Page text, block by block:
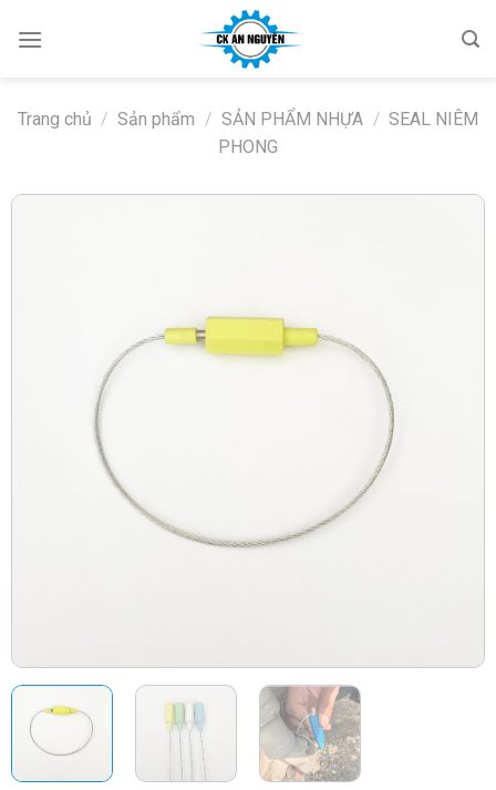
Trang chủ / Sản phẩm / SẢN PHẨM NHỰA / SEAL NIÊM
PHONG